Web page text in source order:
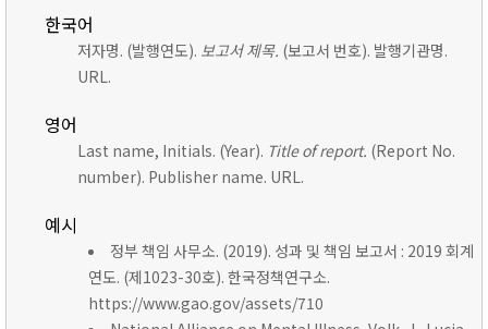
한국어
저자명. (발행연도). 보고서 제목. (보고서 번호). 발행기관명.
URL.
영어
Last name, Initials. (Year). Title of report. (Report No.
number). Publisher name. URL.
예시
정부 책임 사무소. (2019). 성과 및 책임 보고서 : 2019 회계
연도. (제1023-30호). 한국정책연구소.
https://www.gao.gov/assets/710